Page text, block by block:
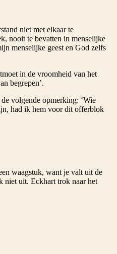
niet met elkaar te
nooit te bevatten in menselijke
menselijke geest en God zelfs
in de vroomheid van het
begrepen’.
volgende opmerking: ‘Wie
had ik hem voor dit offerblok
waagstuk, want je valt uit de
niet uit. Eckhart trok naar het